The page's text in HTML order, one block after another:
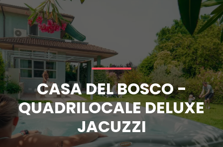
CASA DEL BOSCO -
QUADRILOCALE DELUXE
JACUZZI